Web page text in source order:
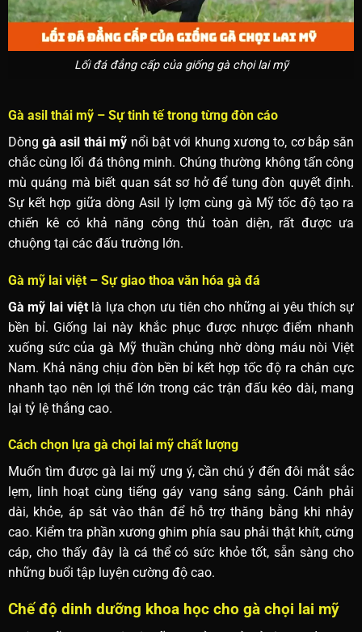
Lối đá đẳng cấp của giống gà chọi lai mỹ
Gà asil thái mỹ – Sự tinh tế trong từng đòn cáo
Dònggà asil thái mỹ nổi bật với khung xương to, cơ bắp săn
chắc cùng lối đá thông minh. Chúng thường không tấn công
mù quáng mà biết quan sát sơ hở để tung đòn quyết định.
Sự kết hợp giữa dòng Asil lỳ lợm cùng gà Mỹ tốc độ tạo ra
chiến kê có khả năng công thủ toàn diện, rất được ưa
chuộng tại các đấu trường lớn.
Gà mỹ lai việt – Sự giao thoa văn hóa gà đá
Gà mỹ lai việtlà lựa chọn ưu tiên cho những ai yêu thích sự
bền bỉ. Giống lai này khắc phục được nhược điểm nhanh
xuống sức của gà Mỹ thuần chủng nhờ dòng máu nòi Việt
Nam. Khả năng chịu đòn bền bỉ kết hợp tốc độ ra chân cực
nhanh tạo nên lợi thế lớn trong các trận đấu kéo dài, mang
lại tỷ lệ thắng cao.
Cách chọn lựa gà chọi lai mỹ chất lượng
Muốn tìm được gà lai mỹ ưng ý, cần chú ý đến đôi mắt sắc
lẹm, linh hoạt cùng tiếng gáy vang sảng sảng. Cánh phải
dài, khỏe, áp sát vào thân để hỗ trợ thăng bằng khi nhảy
cao. Kiểm tra phần xương ghim phía sau phải thật khít, cứng
cáp, cho thấy đây là cá thể có sức khỏe tốt, sẵn sàng cho
những buổi tập luyện cường độ cao.
Chế độ dinh dưỡng khoa học cho gà chọi lai mỹ